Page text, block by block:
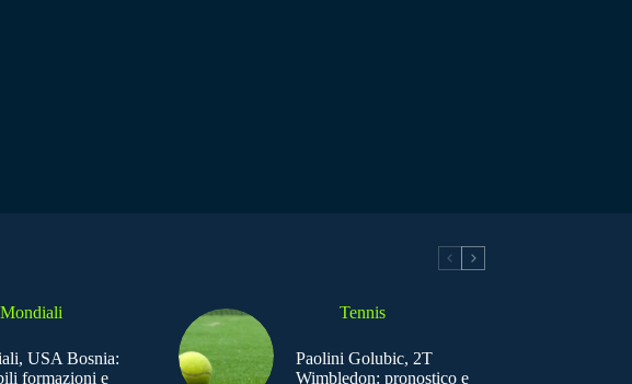
Mondiali
USA Bosnia:
formazioni e
Tennis
Paolini Golubic, 2T
Wimbledon: pronostico e